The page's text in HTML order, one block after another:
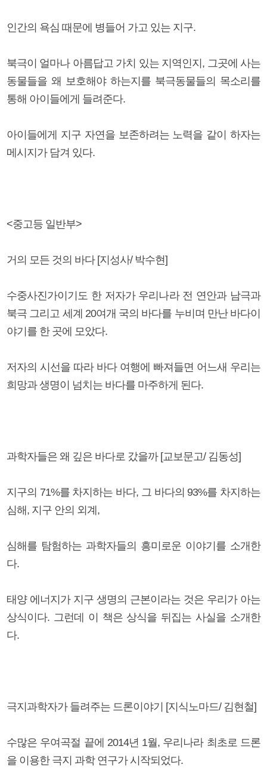
인간의 욕심 때문에 병들어 가고 있는 지구.
북극이 얼마나 아름답고 가치 있는 지역인지, 그곳에 사는
동물들을 왜 보호해야 하는지를 북극동물들의 목소리를
통해 아이들에게 들려준다.
아이들에게 지구 자연을 보존하려는 노력을 같이 하자는
메시지가 담겨 있다.
<중고등 일반부>
거의 모든 것의 바다 [지성사/ 박수현]
수중사진가이기도 한 저자가 우리나라 전 연안과 남극과
북극 그리고 세계 20여개 국의 바다를 누비며 만난 바다이
야기를 한 곳에 모았다.
저자의 시선을 따라 바다 여행에 빠져들면 어느새 우리는
희망과 생명이 넘치는 바다를 마주하게 된다.
과학자들은 왜 깊은 바다로 갔을까 [교보문고/ 김동성]
지구의 71%를 차지하는 바다, 그 바다의 93%를 차지하는
심해, 지구 안의 외계,
심해를 탐험하는 과학자들의 흥미로운 이야기를 소개한
다.
태양 에너지가 지구 생명의 근본이라는 것은 우리가 아는
상식이다. 그런데 이 책은 상식을 뒤집는 사실을 소개한
다.
극지과학자가 들려주는 드론이야기 [지식노마드/ 김현철]
수많은 우여곡절 끝에 2014년 1월, 우리나라 최초로 드론
을 이용한 극지 과학 연구가 시작되었다.